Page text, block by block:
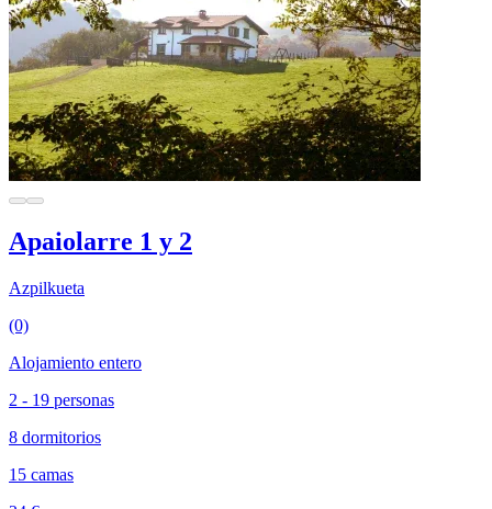
Apaiolarre 1 y 2
Azpilkueta
(0)
Alojamiento entero
2 - 19 personas
8 dormitorios
15 camas